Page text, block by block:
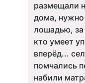
размещали
дома, нужно
лошадью, за
кто умеет
вперёд...
помчались
набили